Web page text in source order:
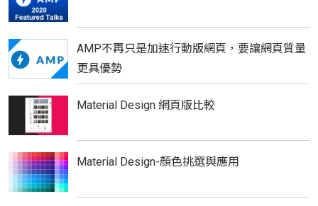
AMP不再只是加速行動版網頁，要讓網頁質量
更具優勢
Material Design 網頁版比較
Material Design-顏色挑選與應用